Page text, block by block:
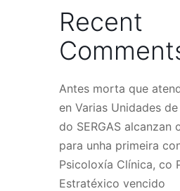
Recent
Antes morta que
en Varias Unidades
do SERGAS alcanzan
para unha primeira
Psicoloxía Clínica, co
Estratéxico vencido